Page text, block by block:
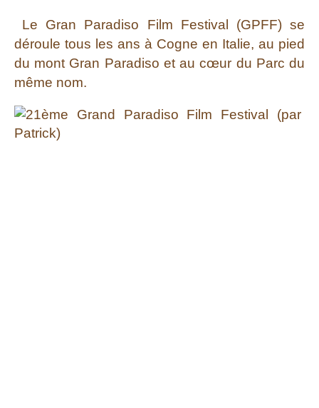
Le Gran Paradiso Film Festival (GPFF) se
déroule tous les ans à Cogne en Italie, au pied
du mont Gran Paradiso et au cœur du Parc du
même nom.